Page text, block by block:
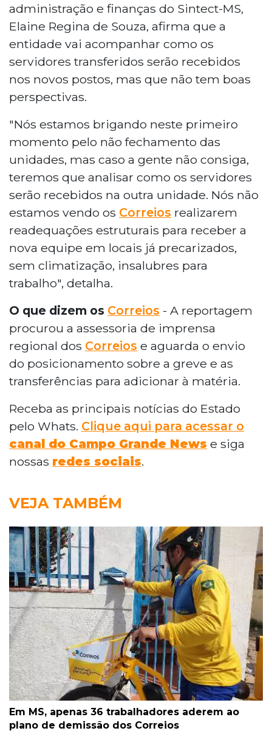
administração e finanças do Sintect-MS,
Elaine Regina de Souza, afirma que a
entidade vai acompanhar como os
servidores transferidos serão recebidos
nos novos postos, mas que não tem boas
perspectivas.
"Nós estamos brigando neste primeiro
momento pelo não fechamento das
unidades, mas caso a gente não consiga,
teremos que analisar como os servidores
serão recebidos na outra unidade. Nós não
estamos vendo os Correios realizarem
readequações estruturais para receber a
nova equipe em locais já precarizados,
sem climatização, insalubres para
trabalho", detalha.
O que dizem os Correios - A reportagem
procurou a assessoria de imprensa
regional dos Correios e aguarda o envio
do posicionamento sobre a greve e as
transferências para adicionar à matéria.
Receba as principais notícias do Estado
pelo Whats. Clique aqui para acessar o
canal do Campo Grande News e siga
nossas redes sociais.
VEJA TAMBÉM
Em MS, apenas 36 trabalhadores aderem ao
plano de demissão dos Correios